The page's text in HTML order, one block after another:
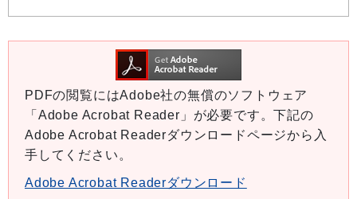
PDFの閲覧にはAdobe社の無償のソフトウェア
「Adobe Acrobat Reader」が必要です。下記の
Adobe Acrobat Readerダウンロードページから入
手してください。
Adobe Acrobat Readerダウンロード